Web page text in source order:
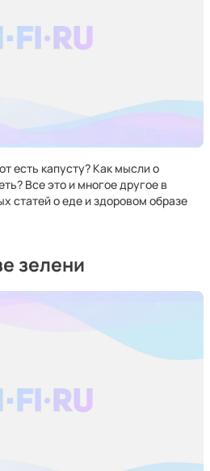
есть капусту? Как мысли о
Все это и многое другое в
статей о еде и здоровом образе
зелени